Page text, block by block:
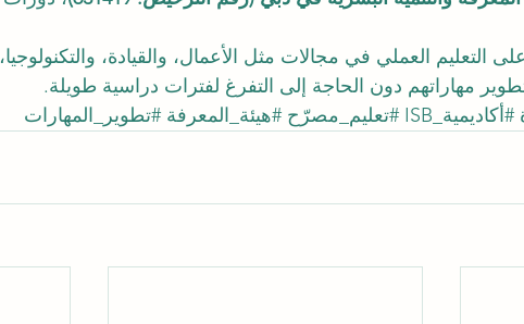
التعليم العملي في مجالات مثل الأعمال، والقيادة،
مهاراتهم دون الحاجة إلى التفرغ لفترات دراسية طويلة.
#أكاديمية_ISB #تعليم_مصر ّح #هيئة_المعرفة #تطوير_المهارات